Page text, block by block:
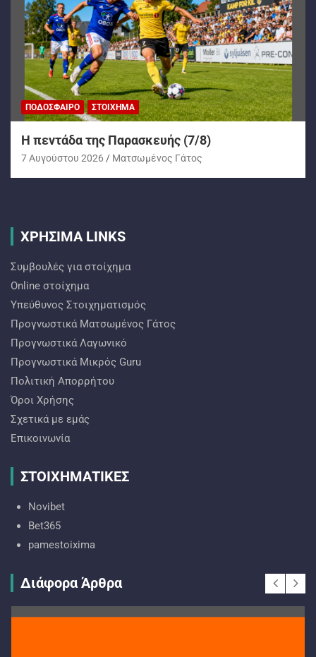
ΠΟΔΌΣΦΑΙΡΟ ΣΤΟΊΧΗΜΑ
H πεντάδα της Παρασκευής (7/8)
7 Αυγούστου 2026 Ματσωμένος Γάτος
ΧΡΗΣΙΜΑ LINKS
Συμβουλές για στοίχημα
Online στοίχημα
Υπεύθυνος Στοιχηματισμός
Προγνωστικά Ματσωμένος Γάτος
Προγνωστικά Λαγωνικό
Προγνωστικά Mικρός Guru
Πολιτική Απορρήτου
Όροι Χρήσης
Σχετικά με εμάς
Επικοινωνία
ΣΤΟΙΧΗΜΑΤΙΚΕΣ
Novibet
Bet365
pamestoixima
Διάφορα Άρθρα